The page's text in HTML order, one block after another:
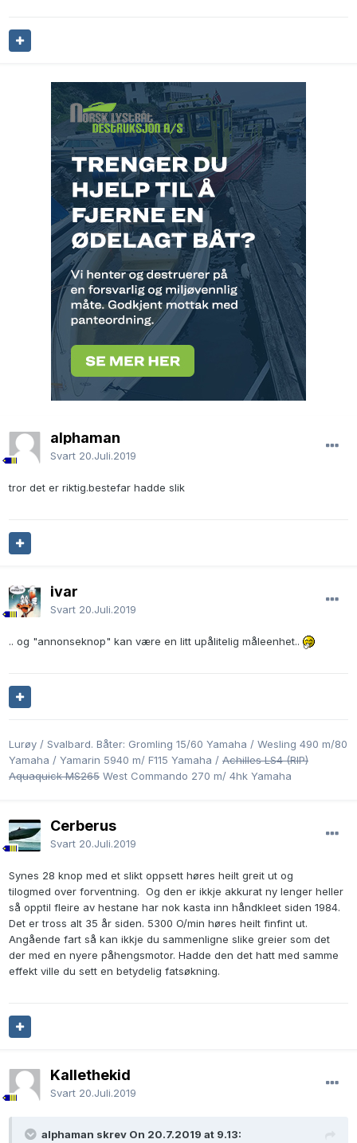
alphaman
Svart 20.Juli.2019
tror det er riktig.bestefar hadde slik
ivar
Svart 20.Juli.2019
.. og "annonseknop" kan være en litt upålitelig måleenhet..
Lurøy / Svalbard. Båter: Gromling 15/60 Yamaha / Wesling 490 m/80
Yamaha / Yamarin 5940 m/ F115 Yamaha / Achilles LS4 (RIP)
Aquaquick MS265 West Commando 270 m/ 4hk Yamaha
Cerberus
Svart 20.Juli.2019
Synes 28 knop med et slikt oppsett høres heilt greit ut og
tilogmed over forventning. Og den er ikkje akkurat ny lenger heller
så opptil fleire av hestane har nok kasta inn håndkleet siden 1984.
Det er tross alt 35 år siden. 5300 O/min høres heilt finfint ut.
Angående fart så kan ikkje du sammenligne slike greier som det
der med en nyere påhengsmotor. Hadde den det hatt med samme
effekt ville du sett en betydelig fatsøkning.
Kallethekid
Svart 20.Juli.2019
alphaman skrev On 20.7.2019 at 9.13: